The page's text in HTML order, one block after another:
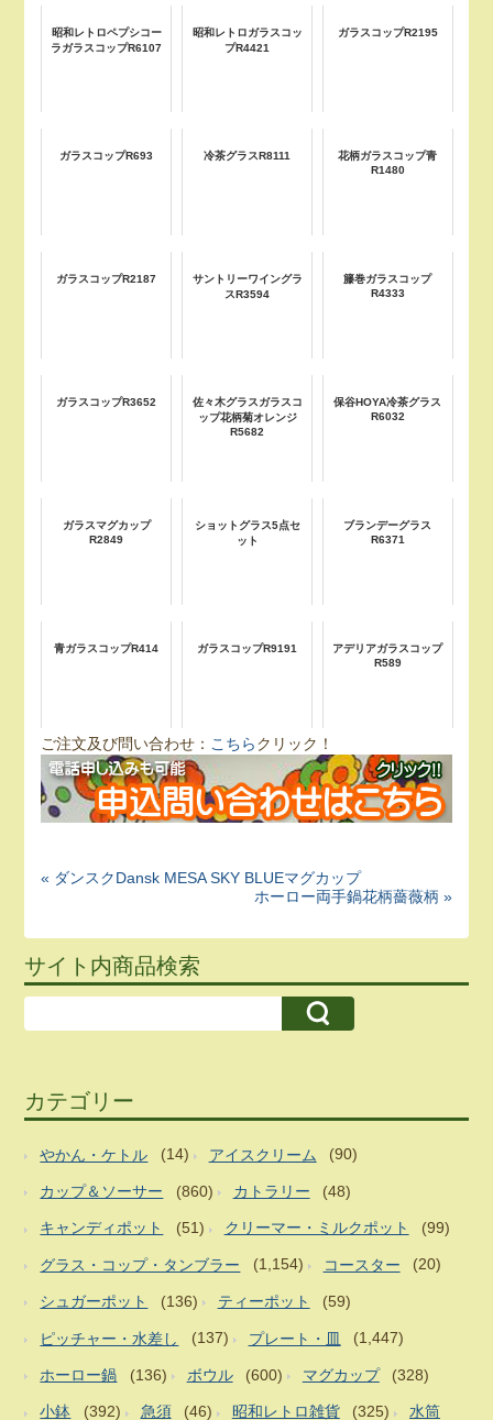
昭和レトロペプシコー
ラガラスコップR6107
昭和レトロガラスコッ
プR4421
ガラスコップR2195
ガラスコップR693 冷茶グラスR8111
花柄ガラスコップ青
R1480
ガラスコップR2187
サントリーワイングラ
スR3594
籐巻ガラスコップ
R4333
ガラスコップR3652
佐々木グラスガラスコ
ップ花柄菊オレンジ
R5682
保谷HOYA冷茶グラス
R6032
ガラスマグカップ
R2849
ショットグラス5点セ
ット
ブランデーグラス
R6371
青ガラスコップR414 ガラスコップR9191
アデリアガラスコップ
R589
ご注文及び問い合わせ： こちらクリック！
« ダンスクDansk MESA SKY BLUEマグカップ
ホーロー両手鍋花柄薔薇柄 »
サイト内商品検索
カテゴリー
やかん・ケトル (14) アイスクリーム (90)
カップ＆ソーサー (860) カトラリー (48)
キャンディポット (51) クリーマー・ミルクポット (99)
グラス・コップ・タンブラー (1,154) コースター (20)
シュガーポット (136) ティーポット (59)
ピッチャー・水差し (137) プレート・皿 (1,447)
ホーロー鍋 (136) ボウル (600) マグカップ (328)
小鉢 (392) 急須 (46) 昭和レトロ雑貨 (325) 水筒